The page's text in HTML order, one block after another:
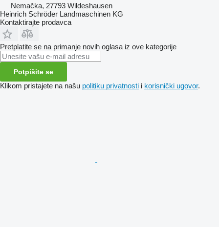
Nemačka, 27793 Wildeshausen
Heinrich Schröder Landmaschinen KG
Kontaktirajte prodavca
Pretplatite se na primanje novih oglasa iz ove kategorije
Potpišite se
Klikom pristajete na našu politiku privatnosti i korisnički ugovor.